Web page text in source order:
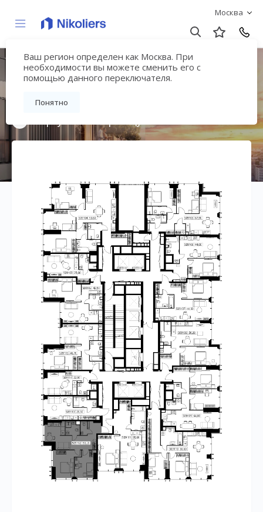
Москва
Ваш регион определен как Москва. При
необходимости вы можете сменить его с
помощью данного переключателя.
Понятно
Мультиквартал
«ВЕЕР»